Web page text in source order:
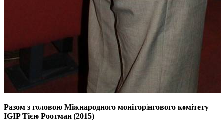
Разом з головою Міжнародного моніторінгового комітету
IGIP Тією Роотман (2015)